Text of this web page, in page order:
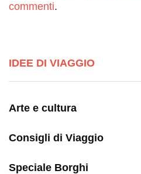
commenti.
IDEE DI VIAGGIO
Arte e cultura
Consigli di Viaggio
Speciale Borghi